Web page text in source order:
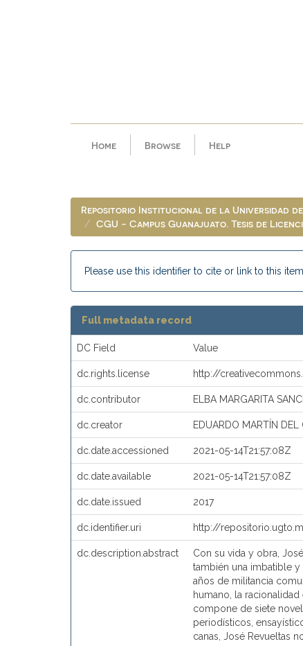
Home Browse Help
Repositorio Institucional de la Universidad
CGU - Campus Guanajuato. Tesis de
Please use this identifier to cite or link to this
Full metadata record
DC Field Value
dc.rights.license http://
dc.contributor ELBA MARGARITA
dc.creator EDUARDO MARTÍN DEL
dc.date.accessioned 2021-05-14T21:57:08Z
dc.date.available 2021-05-14T21:57:08Z
dc.date.issued 2017
dc.identifier.uri http://
dc.description.abstract
Con su vida y obra,
también una imbatible
años de militancia
humano, la
compone de siete
periodísticos,
canas, José Revueltas